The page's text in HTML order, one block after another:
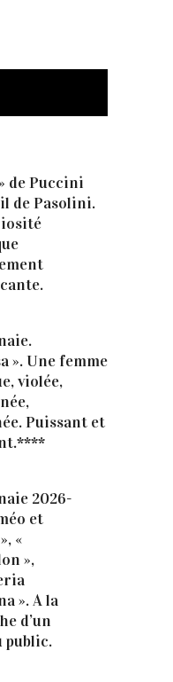
de Puccini
de Pasolini.
». Une femme
violée,
Puissant et
2026-
et
«
»,
». A la
d’un
public.